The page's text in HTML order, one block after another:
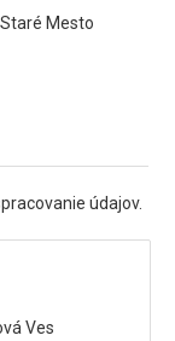
Mesto
údajov.
Ves